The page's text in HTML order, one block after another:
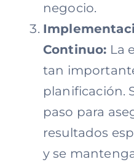
negocio.
Continuo: La
tan
planificación.
paso para
resultados
y se